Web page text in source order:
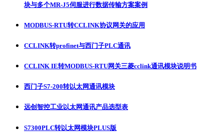
块与多个MR-J5伺服进行数据传输方案案例
MODBUS-RTU转CCLINK协议网关的应用
CCLINK转profinet与西门子PLC通讯
CCLINK IE转MODBUS-RTU网关三菱cclink通讯模块说明书
西门子S7-200转以太网通讯模块
远创智控工业以太网通讯产品选型表
S7300PLC转以太网模块PLUS版